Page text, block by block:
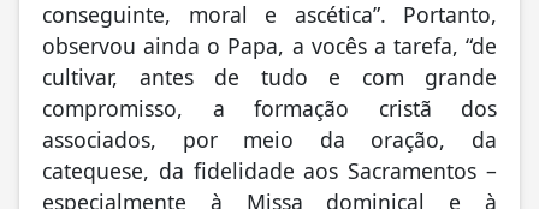
conseguinte, moral e ascética”. Portanto,
observou ainda o Papa, a vocês a tarefa, “de
cultivar, antes de tudo e com grande
compromisso, a formação cristã dos
associados, por meio da oração, da
catequese, da fidelidade aos Sacramentos –
especialmente à Missa dominical e à